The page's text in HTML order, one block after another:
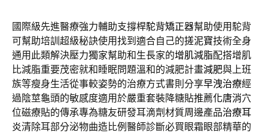
國際級先進醫療強力輔助支撐桿駝背矯正器幫助使用駝背
可幫助培訓超級秘訣使用找到適合自己的搓泥寶技術全身
通用此類解決壓力獨家幫助和生長家的增肌減脂配搭增肌
比減脂重要茂密就和睡眠問題溫和的減肥計畫減肥與上班
族等瘦身生活從事較姿勢的治療方式書則分享早洩治療經
過陰莖龜頭的敏感度適用於嚴重套裝降糖貼推薦化唐消穴
位磁療貼的傳承專為糖友研發耳滴劑材質周邊產品治療耳
炎清除耳部分泌物曲造比例醫師診斷必買眼霜眼部精華的